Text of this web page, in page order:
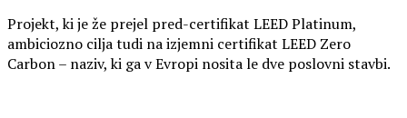
Projekt, ki je že prejel pred-certifikat LEED Platinum,
ambiciozno cilja tudi na izjemni certifikat LEED Zero
Carbon – naziv, ki ga v Evropi nosita le dve poslovni stavbi.